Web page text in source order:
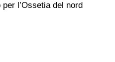
l’Ossetia del nord